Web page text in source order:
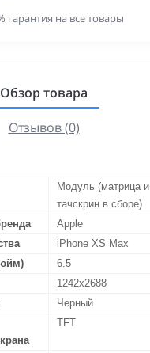
гарантия на все товары
Обзор товара
Отзывов (0)
Модуль (матрица и
тачскрин в сборе)
Apple
iPhone XS Max
6.5
1242x2688
Черный
TFT